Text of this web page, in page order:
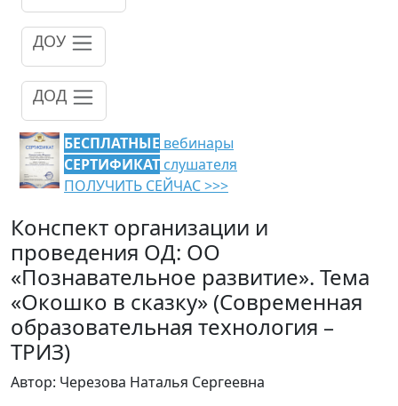
ДОУ
ДОД
БЕСПЛАТНЫЕ вебинары
СЕРТИФИКАТ слушателя
ПОЛУЧИТЬ СЕЙЧАС >>>
Конспект организации и
проведения ОД: ОО
«Познавательное развитие». Тема
«Окошко в сказку» (Современная
образовательная технология –
ТРИЗ)
Автор: Черезова Наталья Сергеевна